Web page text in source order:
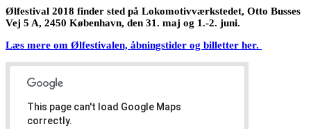
Ølfestival 2018 finder sted på Lokomotivværkstedet, Otto Busses
Vej 5 A, 2450 København, den 31. maj og 1.-2. juni.
Læs mere om Ølfestivalen, åbningstider og billetter her.
This page can't load Google Maps
correctly.